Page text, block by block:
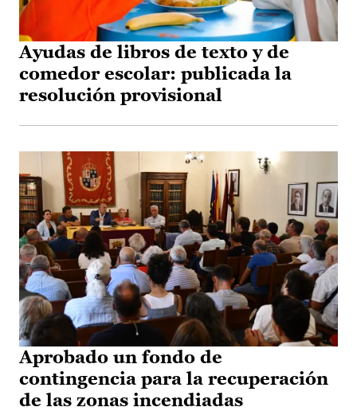
Ayudas de libros de texto y de
comedor escolar: publicada la
resolución provisional
Aprobado un fondo de
contingencia para la recuperación
de las zonas incendiadas